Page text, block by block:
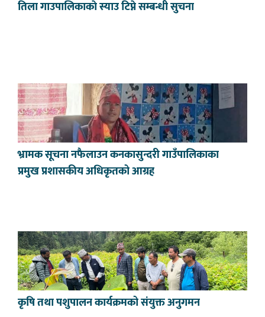
तिला गाउपालिकाकाे स्याउ टिप्ने सम्बन्धी सुचना
भ्रामक सूचना नफैलाउन कनकासुन्दरी गाउँपालिकाका
प्रमुख प्रशासकीय अधिकृतको आग्रह
कृषि तथा पशुपालन कार्यक्रमको संयुक्त अनुगमन